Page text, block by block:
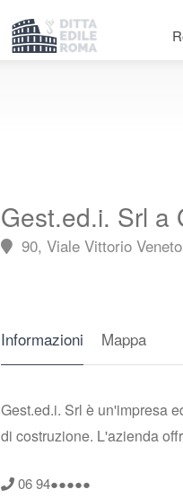
Gest.ed.i. Srl a
90, Viale Vittorio
Informazioni Mappa
Gest.ed.i. Srl è un'impresa
di costruzione. L'azienda
06 94●●●●●